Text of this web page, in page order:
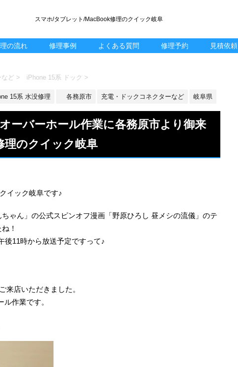
スマホ/タブレット/MacBook修理のクイック岐阜
の流れ 修理事例 よくある質問 修理予約 見積依頼
など > iPhone 15系 ドック >
15系 水没修理 各務原市 充電・ドックコネクターなど 岐阜県
ーバーホール作業に各務原市より御来
理のクイック岐阜
イック岐阜です♪
ゃん」の公式スピンオフ漫画「野原ひろし 昼メシの流儀」のテ
！
後11時から放送予定ですって♪
来店いただきました。
作業です。